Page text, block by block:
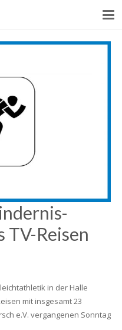
TV-Reisen
in der Halle
mit insgesamt 23
e.V. vergangenen Sonntag